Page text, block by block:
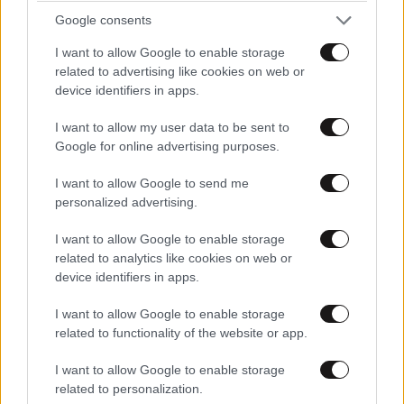
Google consents
I want to allow Google to enable storage
related to advertising like cookies on web or
device identifiers in apps.
I want to allow my user data to be sent to
Google for online advertising purposes.
I want to allow Google to send me
personalized advertising.
I want to allow Google to enable storage
related to analytics like cookies on web or
device identifiers in apps.
I want to allow Google to enable storage
related to functionality of the website or app.
I want to allow Google to enable storage
related to personalization.
Δεν ηταν
αισθηση, απο την στιγμη που πατησαν το ποδι τους
στην μεζονετα υποπτο τον θεωρησαν. Με το δεσιμο
του δημιουργηθηκε καποια αμφιβολια που δεν νομιζω
Απαντήστε
Άσε μας 18·06·2021 11:20
Ρε καλλιακμανη. Τώρα τα λες? Είσαι μετά Χριστόν
Απαντήστε
ΠΟΛΙΤΙΚΗ
Θανάσης Αυγερινός για Καρυστιανού-Γρατσία:
«Σπέκουλα, ψεύδη, πολιτική αναξιοπρέπεια και
ανεπίδεκτες μαθήσεως»